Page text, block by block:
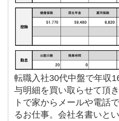
転職入社30代中盤で年収
与明細を買い取らせて頂
トで家からメールや電話
るお仕事。会社名書いと